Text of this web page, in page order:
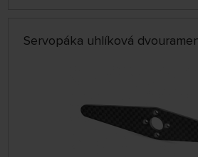
Servopáka uhlíková